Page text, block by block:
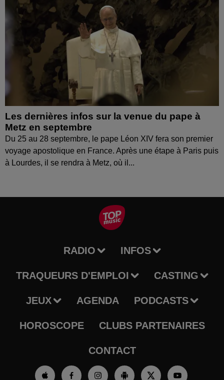
Les dernières infos sur la venue du pape à
Metz en septembre
Du 25 au 28 septembre, le pape Léon XIV fera son premier
voyage apostolique en France. Après une étape à Paris puis
à Lourdes, il se rendra à Metz, où il...
RADIO INFOS
TRAQUEURS D'EMPLOI CASTING
JEUX AGENDA PODCASTS
HOROSCOPE CLUBS PARTENAIRES
CONTACT